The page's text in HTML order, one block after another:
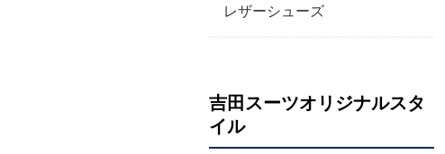
レザーシューズ
吉田スーツオリジナルスタ
イル